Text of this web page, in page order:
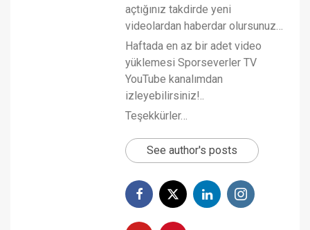
açtığınız takdirde yeni
videolardan haberdar olursunuz…
Haftada en az bir adet video
yüklemesi Sporseverler TV
YouTube kanalımdan
izleyebilirsiniz!..
Teşekkürler…
See author's posts